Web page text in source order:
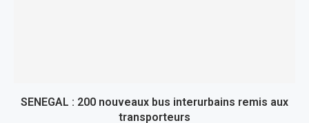
SENEGAL : 200 nouveaux bus interurbains remis aux
transporteurs